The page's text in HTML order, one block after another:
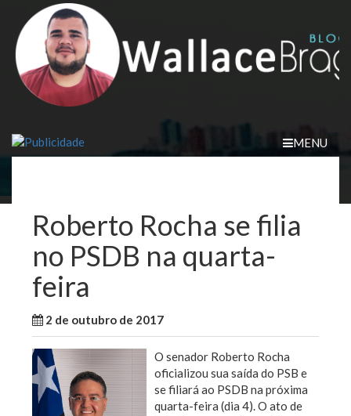
content
MENU
Roberto Rocha se filia
no PSDB na quarta-
feira
2 de outubro de 2017
O senador Roberto Rocha
oficializou sua saída do PSB e
se filiará ao PSDB na próxima
quarta-feira (dia 4). O ato de